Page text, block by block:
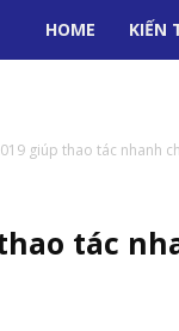
HOME KIẾN
giúp thao tác nhanh
tác